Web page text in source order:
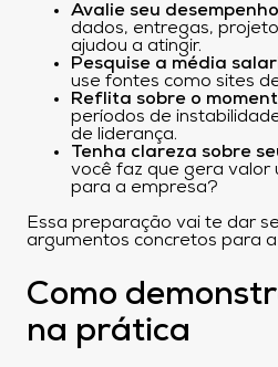
Avalie seu
dados, entregas,
ajudou a atingir.
Pesquise a média
use fontes como sites
Reflita sobre o
períodos de
de liderança.
Tenha clareza sobre
você faz que gera valor
para a empresa?
Essa preparação vai te dar
argumentos concretos para
Como
na prática